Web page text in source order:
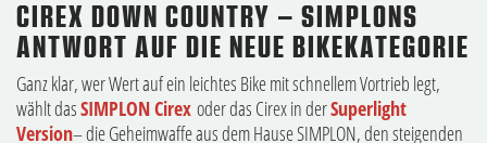
CIREX DOWN COUNTRY – SIMPLONS
ANTWORT AUF DIE NEUE BIKEKATEGORIE
Ganz klar, wer Wert auf ein leichtes Bike mit schnellem Vortrieb legt,
wählt dasSIMPLON Cirex oder das Cirex in derSuperlight
Version– die Geheimwaffe aus dem Hause SIMPLON, den steigenden